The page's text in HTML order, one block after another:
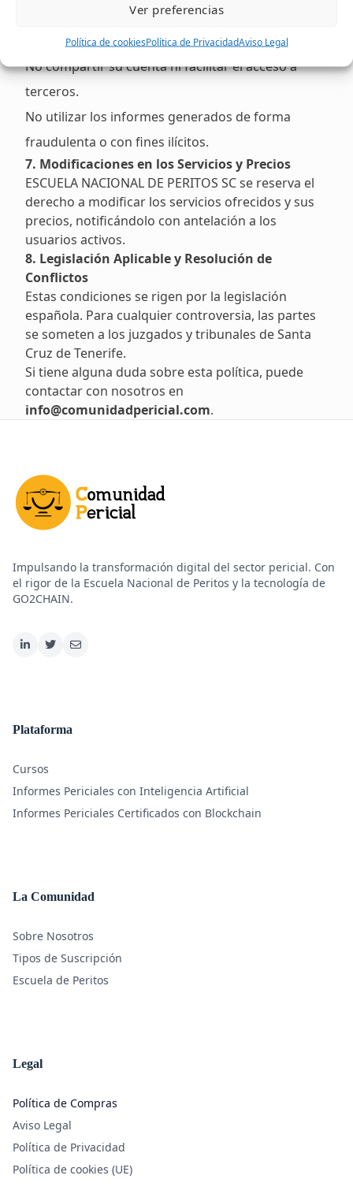
Ver preferencias
Política de cookiesPolítica de PrivacidadAviso Legal
vigente y a las condiciones establecidas en este
documento.
No compartir su cuenta ni facilitar el acceso a
terceros.
No utilizar los informes generados de forma
fraudulenta o con fines ilícitos.
7. Modificaciones en los Servicios y Precios
ESCUELA NACIONAL DE PERITOS SC se reserva el
derecho a modificar los servicios ofrecidos y sus
precios, notificándolo con antelación a los
usuarios activos.
8. Legislación Aplicable y Resolución de
Conflictos
Estas condiciones se rigen por la legislación
española. Para cualquier controversia, las partes
se someten a los juzgados y tribunales de Santa
Cruz de Tenerife.
Si tiene alguna duda sobre esta política, puede
contactar con nosotros en
info@comunidadpericial.com.
Impulsando la transformación digital del sector pericial. Con
el rigor de la Escuela Nacional de Peritos y la tecnología de
GO2CHAIN.
Plataforma
Cursos
Informes Periciales con Inteligencia Artificial
Informes Periciales Certificados con Blockchain
La Comunidad
Sobre Nosotros
Tipos de Suscripción
Escuela de Peritos
Legal
Política de Compras
Aviso Legal
Política de Privacidad
Política de cookies (UE)